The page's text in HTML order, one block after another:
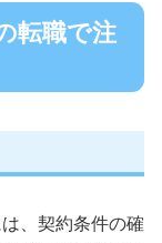
転職で注
、契約条件の確